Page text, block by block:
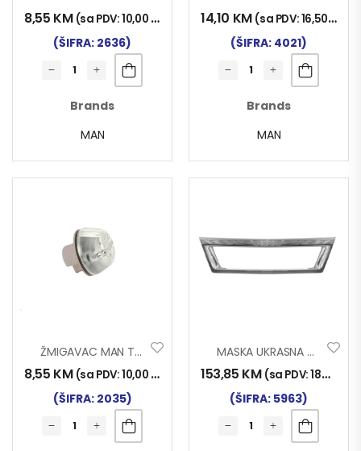
8,55 KM (sa PDV:10,00 KM
(ŠIFRA: 2636)
Brands
MAN
14,10 KM (sa PDV:16,50KM
(ŠIFRA: 4021)
Brands
MAN
ŽMIGAVAC MAN TG-A BOČNI BIJ.
8,55 KM (sa PDV:10,00 KM
(ŠIFRA: 2035)
MASKA UKRASNA CHROM MAN TG-X
153,85 KM (sa PDV:180,00
(ŠIFRA: 5963)